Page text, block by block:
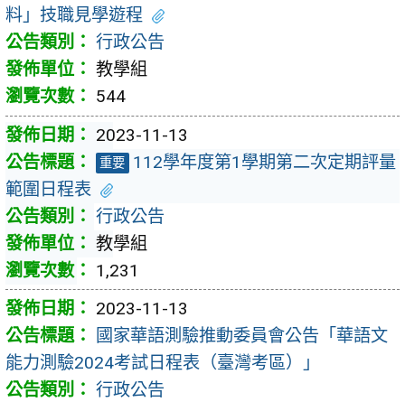
料」技職見學遊程
行政公告
教學組
544
2023-11-13
重要 112學年度第1學期第二次定期評量
範圍日程表
行政公告
教學組
1,231
2023-11-13
國家華語測驗推動委員會公告「華語文
能力測驗2024考試日程表（臺灣考區）」
行政公告